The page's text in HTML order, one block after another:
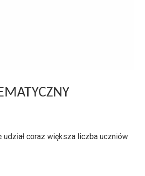
udział coraz większa liczba uczniów